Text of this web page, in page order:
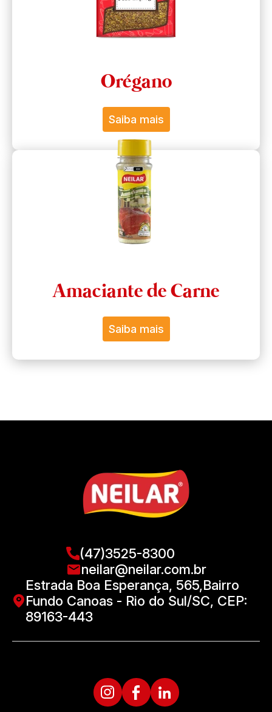
Orégano
Saiba mais
Amaciante de Carne
Saiba mais
(47)3525-8300
neilar@neilar.com.br
Estrada Boa Esperança, 565,Bairro
Fundo Canoas - Rio do Sul/SC, CEP:
89163-443